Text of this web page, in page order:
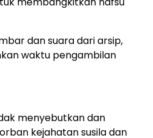
dan suara dari arsip,
waktu pengambilan
menyebutkan dan
kejahatan susila dan